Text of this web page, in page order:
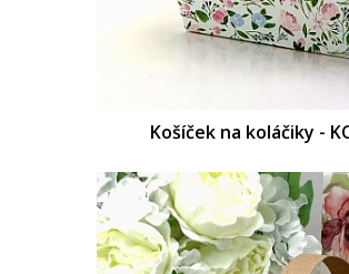
Košíček na koláčiky -